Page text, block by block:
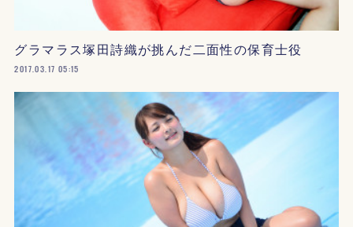
グラマラス塚田詩織が挑んだ二面性の保育士役
2017.03.17 05:15